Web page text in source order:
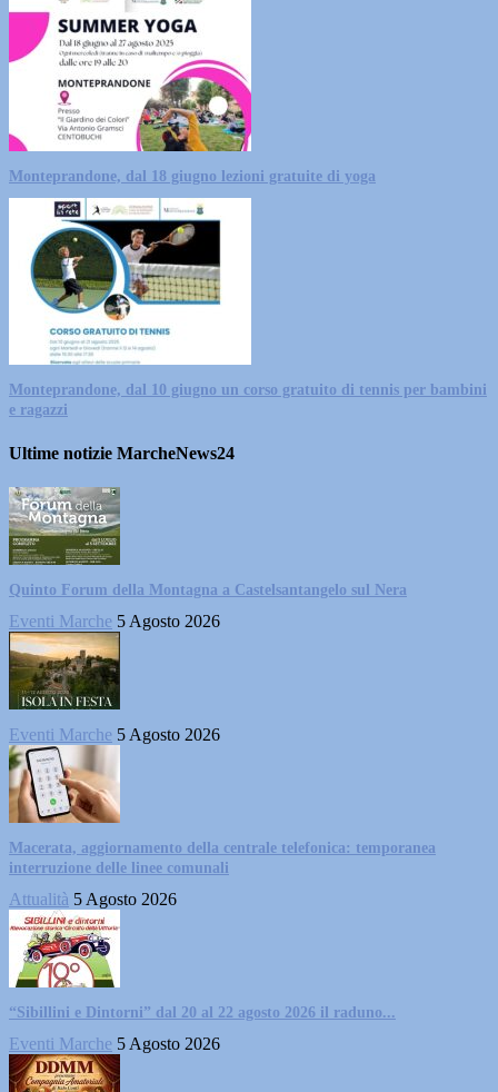
Monteprandone, dal 18 giugno lezioni gratuite di yoga
Monteprandone, dal 10 giugno un corso gratuito di tennis per bambini
e ragazzi
Ultime notizie MarcheNews24
Quinto Forum della Montagna a Castelsantangelo sul Nera
Eventi Marche 5 Agosto 2026
Eventi Marche 5 Agosto 2026
Macerata, aggiornamento della centrale telefonica: temporanea
interruzione delle linee comunali
Attualità 5 Agosto 2026
“Sibillini e Dintorni” dal 20 al 22 agosto 2026 il raduno...
Eventi Marche 5 Agosto 2026